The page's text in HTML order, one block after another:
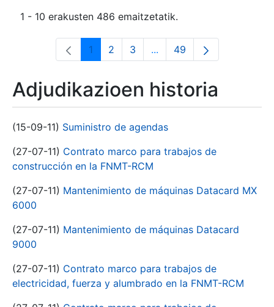
1 - 10 erakusten 486 emaitzetatik.
Orrialdea
1 Orrialdea
2 Orrialdea
3 ...Intermediate Pages Use
Orrialdea
49
Adjudikazioen historia
(15-09-11) Suministro de agendas
(27-07-11) Contrato marco para trabajos de
construcción en la FNMT-RCM
(27-07-11) Mantenimiento de máquinas Datacard MX
6000
(27-07-11) Mantenimiento de máquinas Datacard
9000
(27-07-11) Contrato marco para trabajos de
electricidad, fuerza y alumbrado en la FNMT-RCM